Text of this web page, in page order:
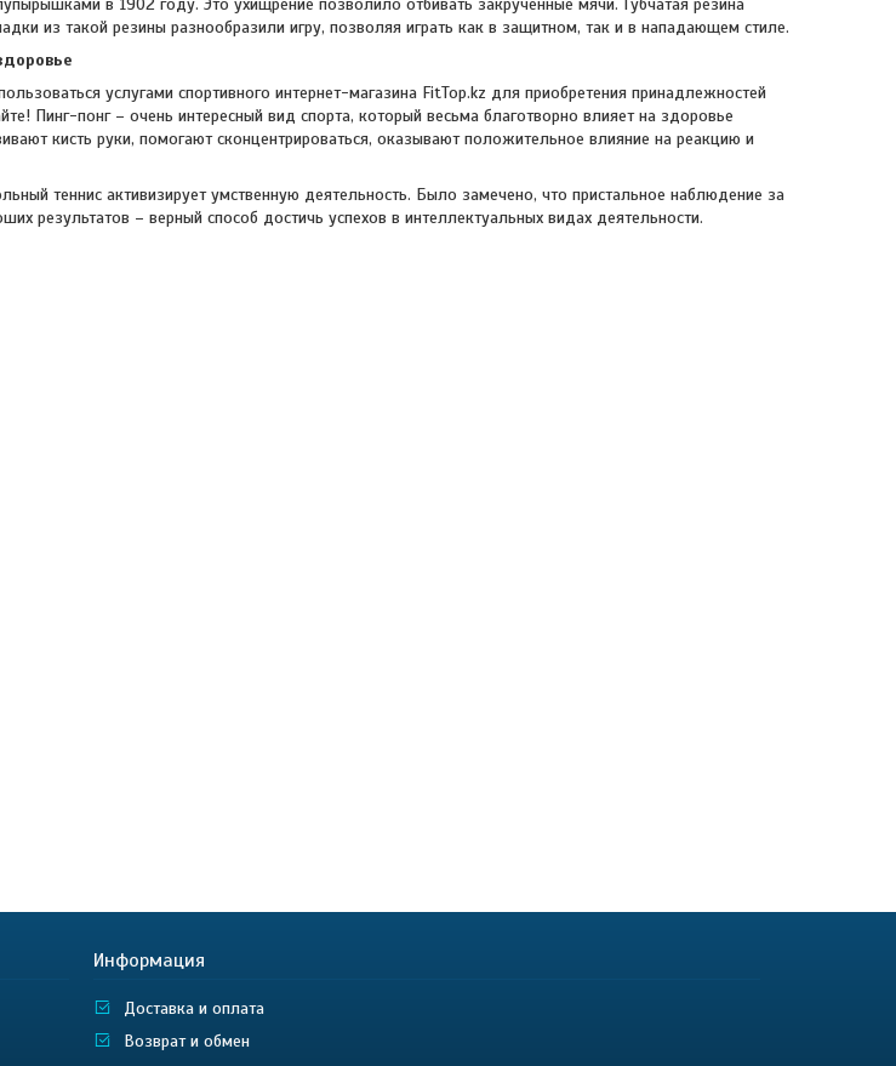
в 1902 году. Это ухищрение позволило отбивать закрученные мячи. Губчатая резина
из такой резины разнообразили игру, позволяя играть как в защитном, так и в нападающем стиле.
услугами спортивного интернет-магазина FitTop.kz для приобретения принадлежностей
Пинг-понг – очень интересный вид спорта, который весьма благотворно влияет на здоровье
кисть руки, помогают сконцентрироваться, оказывают положительное влияние на реакцию и
теннис активизирует умственную деятельность. Было замечено, что пристальное наблюдение за
результатов – верный способ достичь успехов в интеллектуальных видах деятельности.
Информация
Доставка и оплата
Возврат и обмен